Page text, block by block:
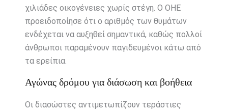
χιλιάδες οικογένειες χωρίς στέγη. Ο ΟΗΕ
προειδοποίησε ότι ο αριθμός των θυμάτων
ενδέχεται να αυξηθεί σημαντικά, καθώς πολλοί
άνθρωποι παραμένουν παγιδευμένοι κάτω από
τα ερείπια.
Αγώνας δρόμου για διάσωση και βοήθεια
Οι διασώστες αντιμετωπίζουν τεράστιες